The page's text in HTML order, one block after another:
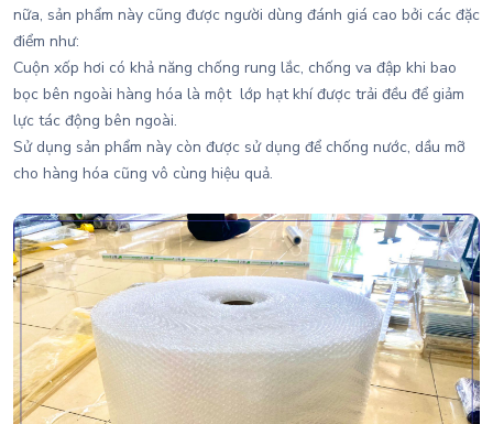
nữa, sản phẩm này cũng được người dùng đánh giá cao bởi các đặc
điểm như:
Cuộn xốp hơi có khả năng chống rung lắc, chống va đập khi bao
bọc bên ngoài hàng hóa là một lớp hạt khí được trải đều để giảm
lực tác động bên ngoài.
Sử dụng sản phẩm này còn được sử dụng để chống nước, dầu mỡ
cho hàng hóa cũng vô cùng hiệu quả.